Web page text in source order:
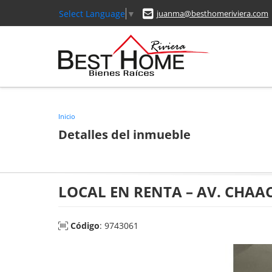
Select Language ▼ juanma@besthomeriviera.com
Inicio
Detalles del inmueble
LOCAL EN RENTA – AV.
Código: 9743061